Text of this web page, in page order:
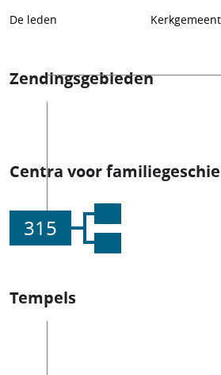
De leden
Zendingsgebieden
Centra voor
315
Tempels